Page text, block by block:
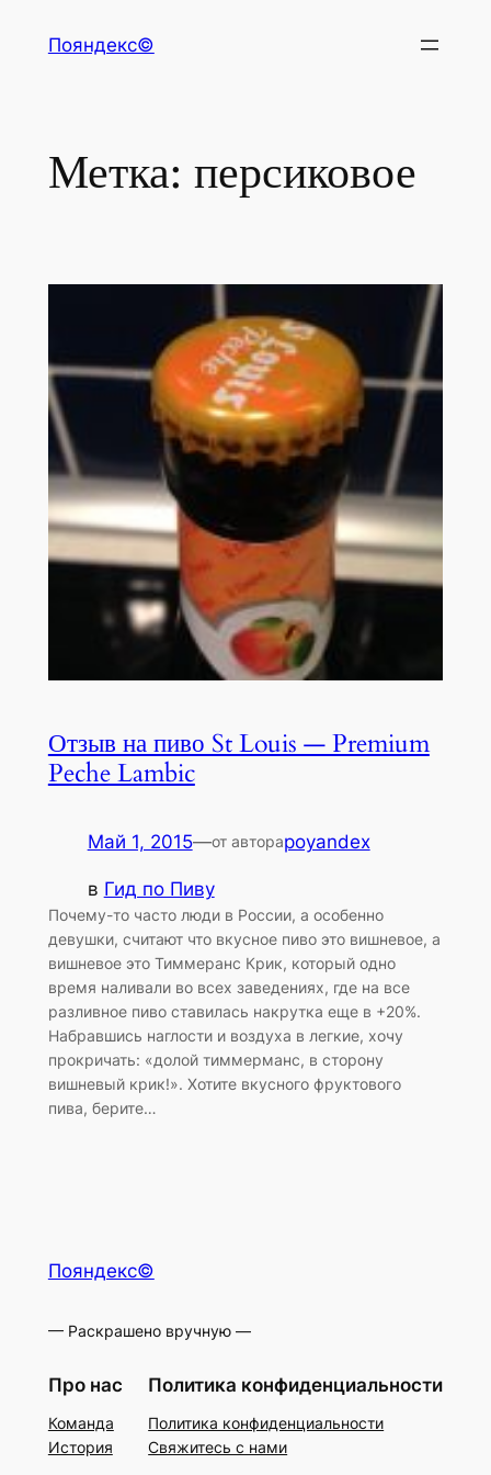
Пояндекс©
Метка: персиковое
Отзыв на пиво St Louis — Premium
Peche Lambic
Май 1, 2015—от автораpoyandex
в Гид по Пиву
Почему-то часто люди в России, а особенно
девушки, считают что вкусное пиво это вишневое, а
вишневое это Тиммеранс Крик, который одно
время наливали во всех заведениях, где на все
разливное пиво ставилась накрутка еще в +20%.
Набравшись наглости и воздуха в легкие, хочу
прокричать: «долой тиммерманс, в сторону
вишневый крик!». Хотите вкусного фруктового
пива, берите…
Пояндекс©
— Раскрашено вручную —
Про нас
Команда
История
Политика конфиденциальности
Политика конфиденциальности
Свяжитесь с нами